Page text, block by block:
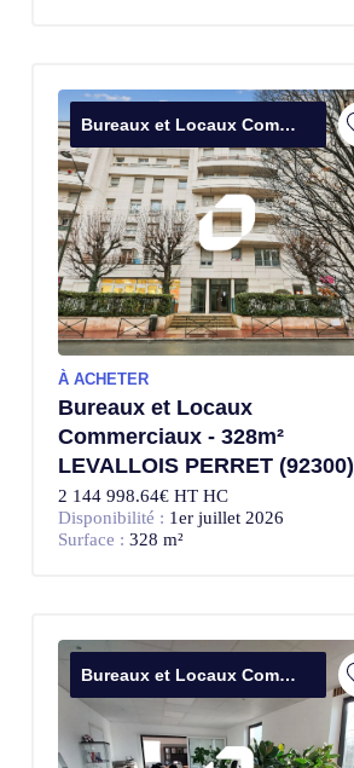
Bureaux et Locaux Commerciaux
À ACHETER
Bureaux et Locaux
Commerciaux - 328m²
LEVALLOIS PERRET (92300)
2 144 998.64€ HT HC
Disponibilité : 1er juillet 2026
Surface : 328 m²
Bureaux et Locaux Commerciaux